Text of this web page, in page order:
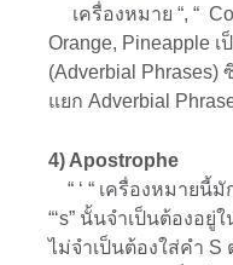
เครื่องหมาย “, “
Orange, Pineapple
(Adverbial
แยก Adverbial
4) Apostrophe
“ ‘ “ เครื่องหมายนี้
“‘s” นั้นจำเป็นต้องอ
ไม่จำเป็นต้องใส่คำ S